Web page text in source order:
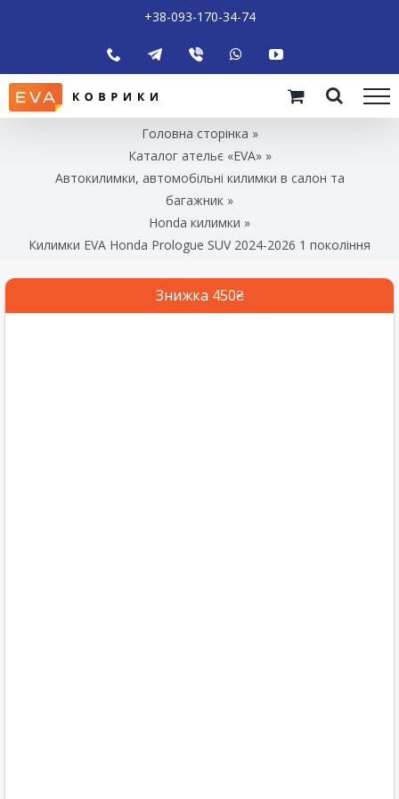
+38-093-170-34-74
Головна сторінка »
Каталог ательє «EVA»»
Автокилимки, автомобільні килимки в салон та
багажник »
Honda килимки »
Килимки EVA Honda Prologue SUV 2024-2026 1 покоління
Знижка 450₴